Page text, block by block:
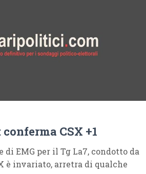
CSX +1
EMG per il Tg La7, condotto da
è invariato, arretra di qualche